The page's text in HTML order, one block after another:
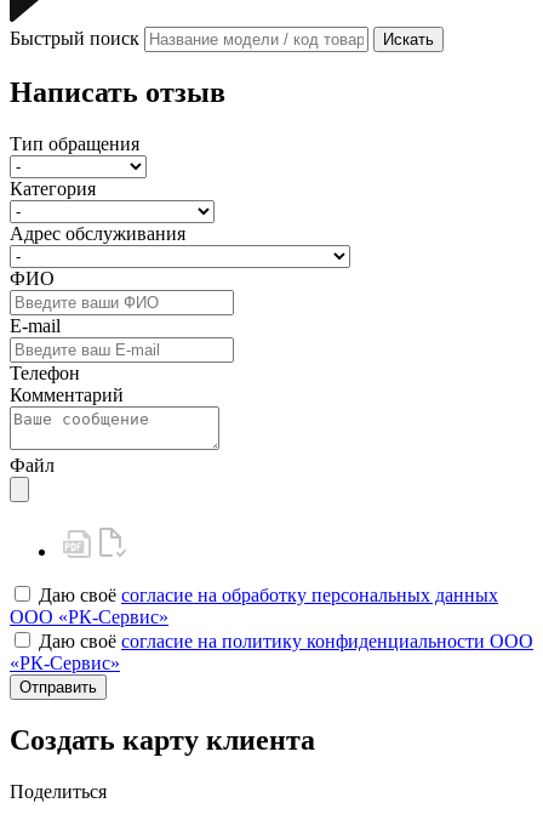
Быстрый поиск Искать
Написать отзыв
Тип обращения
Категория
Адрес обслуживания
ФИО
E-mail
Телефон
Комментарий
Файл
Даю своё согласие на обработку персональных данных
ООО «РК-Сервис»
Даю своё согласие на политику конфиденциальности ООО
«РК-Сервис»
Отправить
Создать карту клиента
Поделиться